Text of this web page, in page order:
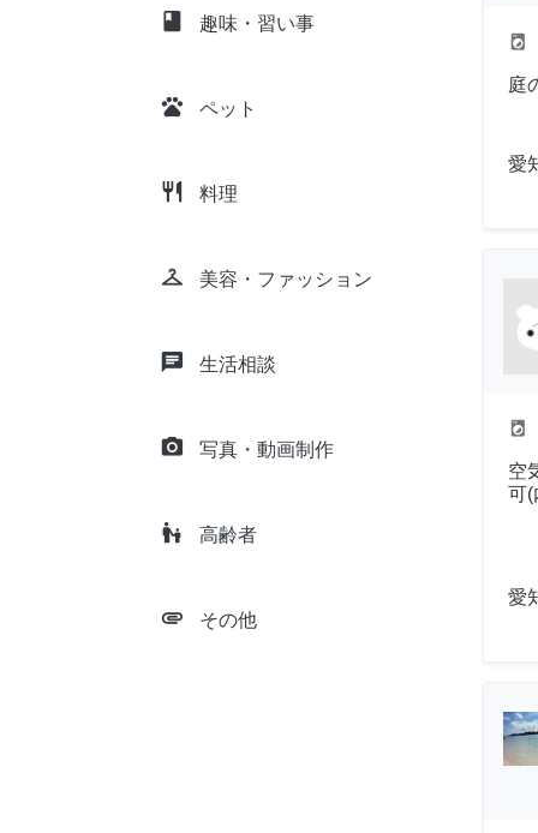
class 趣味・習い事
pets ペット
restaurant 料理
checkroom 美容・ファッション
chat 生活相談
camera_alt 写真・動画制作
escalator_warning 高齢者
attachment その他
local_laundry_service
庭
愛
local_laundry_service
空
可(
愛